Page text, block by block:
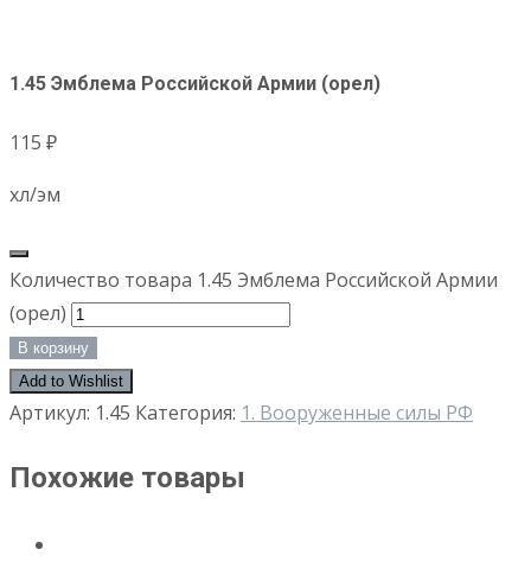
1.45 Эмблема Российской Армии (орел)
115 ₽
хл/эм
Количество товара 1.45 Эмблема Российской Армии
(орел)
В корзину
Add to Wishlist
Артикул: 1.45 Категория: 1. Вооруженные силы РФ
Похожие товары